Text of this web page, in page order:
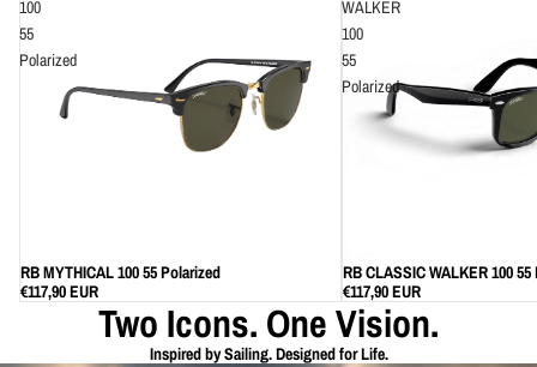
100
55
Polarized
RB MYTHICAL 100 55 Polarized
€117,90 EUR
WALKER
100
55
Polarized
RB CLASSIC WALKER 100
€117,90 EUR
Two Icons. One Vision.
Inspired by Sailing. Designed for Life.